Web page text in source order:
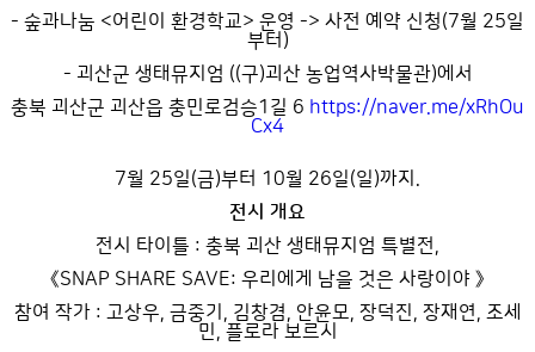
- 숲과나눔 <어린이 환경학교> 운영 -> 사전 예약 신청(7월 25일
부터)
- 괴산군 생태뮤지엄 ((구)괴산 농업역사박물관)에서
충북 괴산군 괴산읍 충민로검승1길 6 https://naver.me/xRhOu
Cx4
7월 25일(금)부터 10월 26일(일)까지.
전시 개요
전시 타이틀 : 충북 괴산 생태뮤지엄 특별전,
《SNAP SHARE SAVE: 우리에게 남을 것은 사랑이야 》
참여 작가 : 고상우, 금중기, 김창겸, 안윤모, 장덕진, 장재연, 조세
민, 플로라 보르시